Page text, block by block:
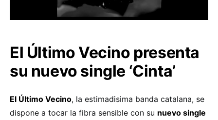
El Último Vecino presenta
su nuevo single ‘Cinta’
El Último Vecino, la estimadisima banda catalana, se
dispone a tocar la fibra sensible con su nuevo single